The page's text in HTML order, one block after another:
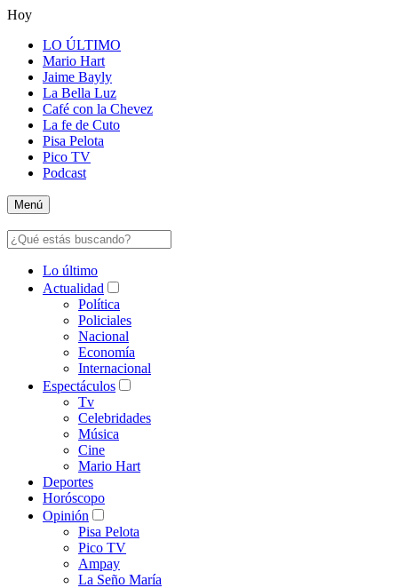
Hoy
LO ÚLTIMO
Mario Hart
Jaime Bayly
La Bella Luz
Café con la Chevez
La fe de Cuto
Pisa Pelota
Pico TV
Podcast
Menú
Lo último
Actualidad
Política
Policiales
Nacional
Economía
Internacional
Espectáculos
Tv
Celebridades
Música
Cine
Mario Hart
Deportes
Horóscopo
Opinión
Pisa Pelota
Pico TV
Ampay
La Seño María